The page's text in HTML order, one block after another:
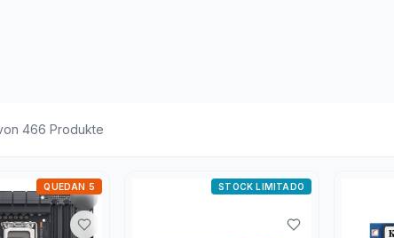
466 Produkte
QUEDAN 5 STOCK LIMITADO